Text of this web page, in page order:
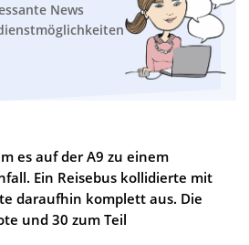
News
es auf der A9 zu einem
Ein Reisebus kollidierte mit
daraufhin komplett aus. Die
und 30 zum Teil